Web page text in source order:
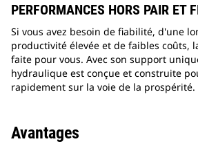
PERFORMANCES HORS PAIR ET
Si vous avez besoin de fiabilité, d'une
productivité élevée et de faibles coûts,
faite pour vous. Avec son support
hydraulique est conçue et construite
rapidement sur la voie de la prospérité.
Avantages